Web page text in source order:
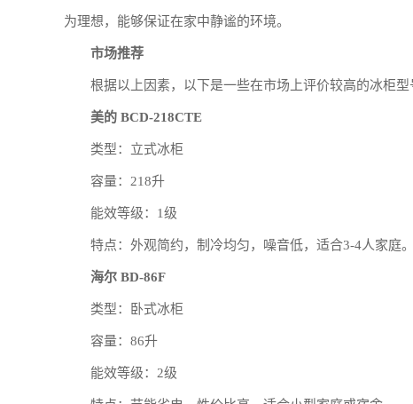
为理想，能够保证在家中静谧的环境。
市场推荐
根据以上因素，以下是一些在市场上评价较高的冰柜
美的 BCD-218CTE
类型：立式冰柜
容量：218升
能效等级：1级
特点：外观简约，制冷均匀，噪音低，适合3-4人家庭。
海尔 BD-86F
类型：卧式冰柜
容量：86升
能效等级：2级